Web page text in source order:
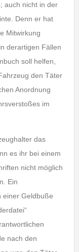
auch nicht in der
Denn er hat
Mitwirkung
derartigen Fällen
soll helfen,
den Täter
Anordnung
im
das
es ihr bei einem
nicht möglich
Ein
einer Geldbuße
nach den